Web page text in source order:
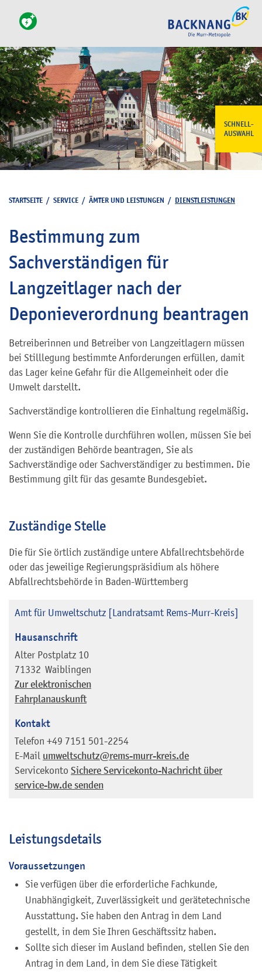
SCHNELL-
AUSWAHL
STARTSEITE / SERVICE / ÄMTER UND LEISTUNGEN / DIENSTLEISTUNGEN
Bestimmung zum
Sachverständigen für
Langzeitlager nach der
Deponieverordnung beantragen
Betreiberinnen und Betreiber von Langzeitlagern müssen
bei Stilllegung bestimmte Anforderungen erfüllen, damit
das Lager keine Gefahr für die Allgemeinheit oder die
Umwelt darstellt.
Sachverständige kontrollieren die Einhaltung regelmäßig.
Wenn Sie die Kontrolle durchführen wollen, müssen Sie bei
der zuständigen Behörde beantragen, Sie als
Sachverständige oder Sachverständiger zu bestimmen. Die
Bestimmung gilt für das gesamte Bundesgebiet.
Zuständige Stelle
Die für Sie örtlich zuständige untere Abfallrechtsbehörde
oder das jeweilige Regierungspräsidium als höhere
Abfallrechtsbehörde in Baden-Württemberg
Amt für Umweltschutz [Landratsamt Rems-Murr-Kreis]
Hausanschrift
Alter Postplatz 10
71332 Waiblingen
Zur elektronischen
Fahrplanauskunft
Kontakt
Telefon +49 7151 501-2254
E-Mail umweltschutz@rems-murr-kreis.de
Servicekonto Sichere Servicekonto-Nachricht über
service-bw.de senden
Leistungsdetails
Voraussetzungen
Sie verfügen über die erforderliche Fachkunde,
Unabhängigkeit, Zuverlässigkeit und gerätetechnische
Ausstattung. Sie haben den Antrag in dem Land
gestellt, in dem Sie Ihren Geschäftssitz haben.
Sollte sich dieser im Ausland befinden, stellen Sie den
Antrag in dem Land, in dem Sie diese Tätigkeit